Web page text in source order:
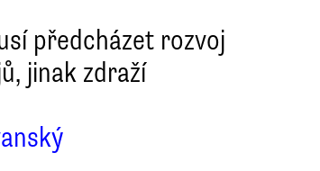
předcházet rozvoj
jinak zdraží